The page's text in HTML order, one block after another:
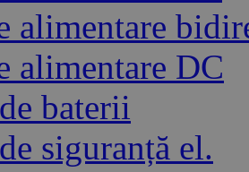
alimentare
alimentare DC
baterii
siguranță el.